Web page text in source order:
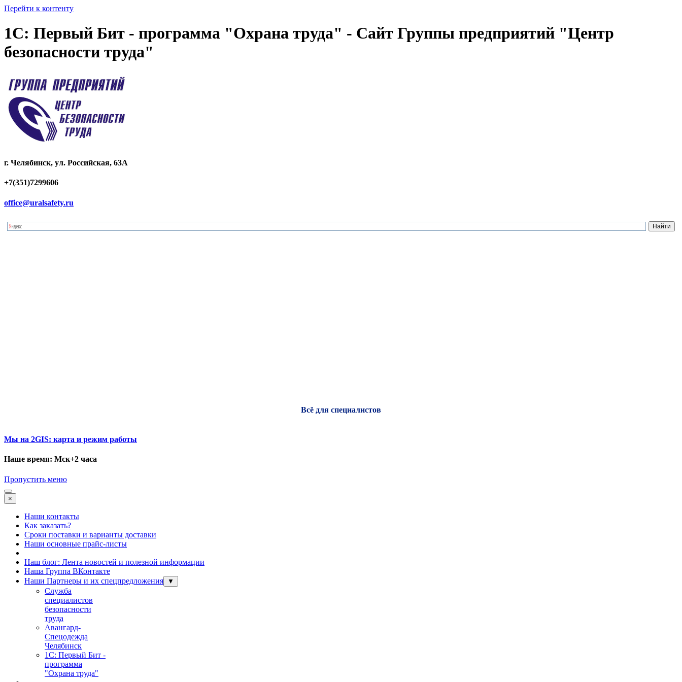
Перейти к контенту
1С: Первый Бит - программа "Охрана труда" - Сайт Группы предприятий "Центр
безопасности труда"
г. Челябинск, ул. Российская, 63А
+7(351)7299606
office@uralsafety.ru
Всё для специалистов
Мы на 2GIS: карта и режим работы
Наше время: Мск+2 часа
Пропустить меню
×
Наши контакты
Как заказать?
Сроки поставки и варианты доставки
Наши основные прайс-листы
Наш блог: Лента новостей и полезной информации
Наша Группа ВКонтакте
Наши Партнеры и их спецпредложения
▼
Служба
специалистов
безопасности
труда
Авангард-
Спецодежда
Челябинск
1С: Первый Бит -
программа
"Охрана труда"